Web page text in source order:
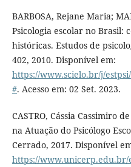
BARBOSA, Rejane Maria;
Psicologia escolar no Brasil:
históricas. Estudos de
402, 2010. Disponível em:
https://www.scielo.br/j/
#. Acesso em: 02 Set. 2023.
CASTRO, Cássia Cassimiro
na Atuação do Psicólogo
Cerrado, 2017. Disponível
https://www.unicerp.edu.br/